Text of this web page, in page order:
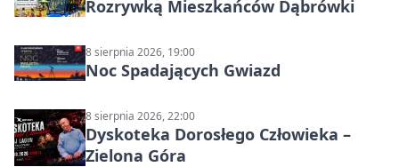
Rozrywką Mieszkańców Dąbrówki
8 sierpnia 2026, 19:00
Noc Spadających Gwiazd
8 sierpnia 2026, 22:00
Dyskoteka Dorosłego Człowieka –
Zielona Góra